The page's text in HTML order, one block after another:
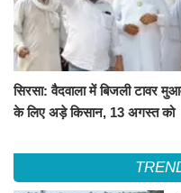
सिरसा: वैदवाला में बिजली टावर
के लिए अड़े किसान, 13 अगस्त को